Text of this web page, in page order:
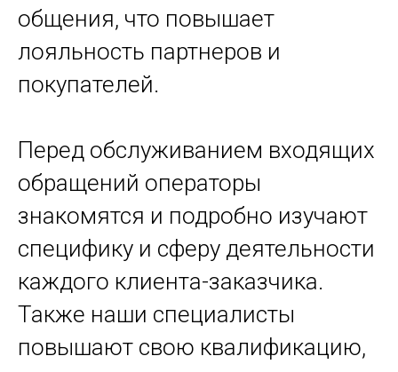
общения, что повышает
лояльность партнеров и
покупателей.
Перед обслуживанием входящих
обращений операторы
знакомятся и подробно изучают
специфику и сферу деятельности
каждого клиента-заказчика.
Также наши специалисты
повышают свою квалификацию,